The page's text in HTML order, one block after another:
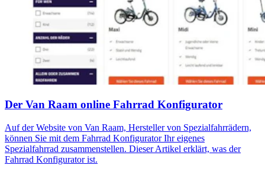
Der Van Raam online Fahrrad Konfigurator
Auf der Website von Van Raam, Hersteller von Spezialfahrrädern,
können Sie mit dem Fahrrad Konfigurator Ihr eigenes
Spezialfahrrad zusammenstellen. Dieser Artikel erklärt, was der
Fahrrad Konfigurator ist.